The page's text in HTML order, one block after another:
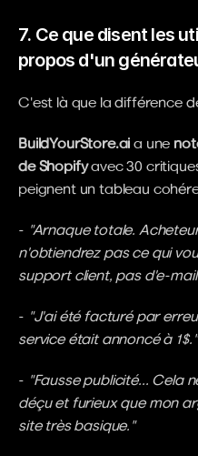
7. Ce que disent les
propos d'un
C'est là que la différence
BuildYourStore.ai a une
de Shopify avec 30
peignent un tableau
- "Arnaque totale.
n'obtiendrez pas ce qui
support client, pas d'e-
- "J'ai été facturé par
service était annoncé à 1$."
- "Fausse publicité... Cela
déçu et furieux que mon
site très basique."